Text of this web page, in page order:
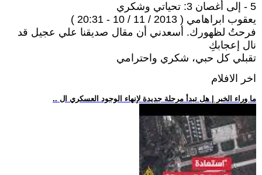
5 - إلى أغصان 3: تحياتي وشكري
يعقوب ابراهامي ( 2013 / 11 / 10 - 20:31 )
فرحتُ لظهورك. أسعدني أن مقال صديقنا علي عجيل قد
نال إعجابكِ
تقبلي كل حبي، شكري واحترامي
اخر الافلام
.. ما وراء الخبر | هل تبدأ مرحلة جديدة لإنهاء الوجود العسكري ال